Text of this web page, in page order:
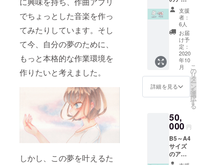
でちょっとした音楽を作っ
てみたりしています。そし
て今、自分の夢のために、
もっと本格的な作業環境を
作りたいと考えました。
しかし、この夢を叶えるた
ログで
描いた
感謝イ
ラスト
とお手
紙を送
らせて
頂きま
す。
支援
者：
6人
お届
け予
定：
2020
年10
月
詳細を見る
こ
の
リ
タ
ー
ン
を
選
択
す
る
50,
000 円
B5～A4
サイズ
のアナ
ログで